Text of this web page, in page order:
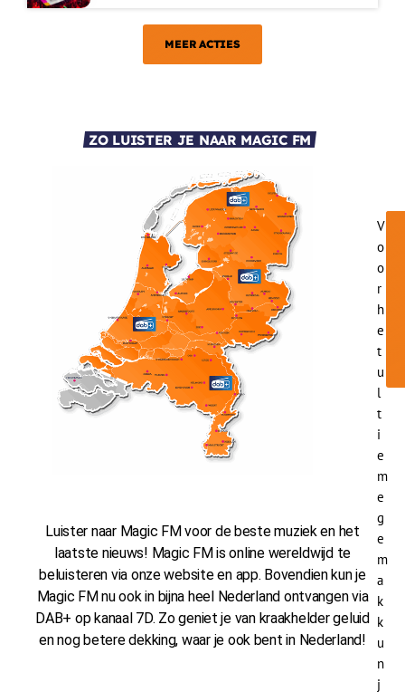
MEER ACTIES
ZO LUISTER JE NAAR MAGIC FM
Luister naar Magic FM voor de beste muziek en het
laatste nieuws! Magic FM is online wereldwijd te
beluisteren via onze website en app. Bovendien kun je
Magic FM nu ook in bijna heel Nederland ontvangen via
DAB+ op kanaal 7D. Zo geniet je van kraakhelder geluid
en nog betere dekking, waar je ook bent in Nederland!
V
o
o
r
h
e
t
u
l
t
i
e
m
e
g
e
m
a
k
k
u
n
j